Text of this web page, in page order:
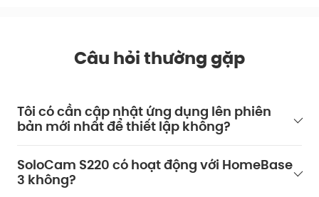
Câu hỏi thường gặp
Tôi có cần cập nhật ứng dụng lên phiên
bản mới nhất để thiết lập không?
SoloCam S220 có hoạt động với HomeBase
3 không?